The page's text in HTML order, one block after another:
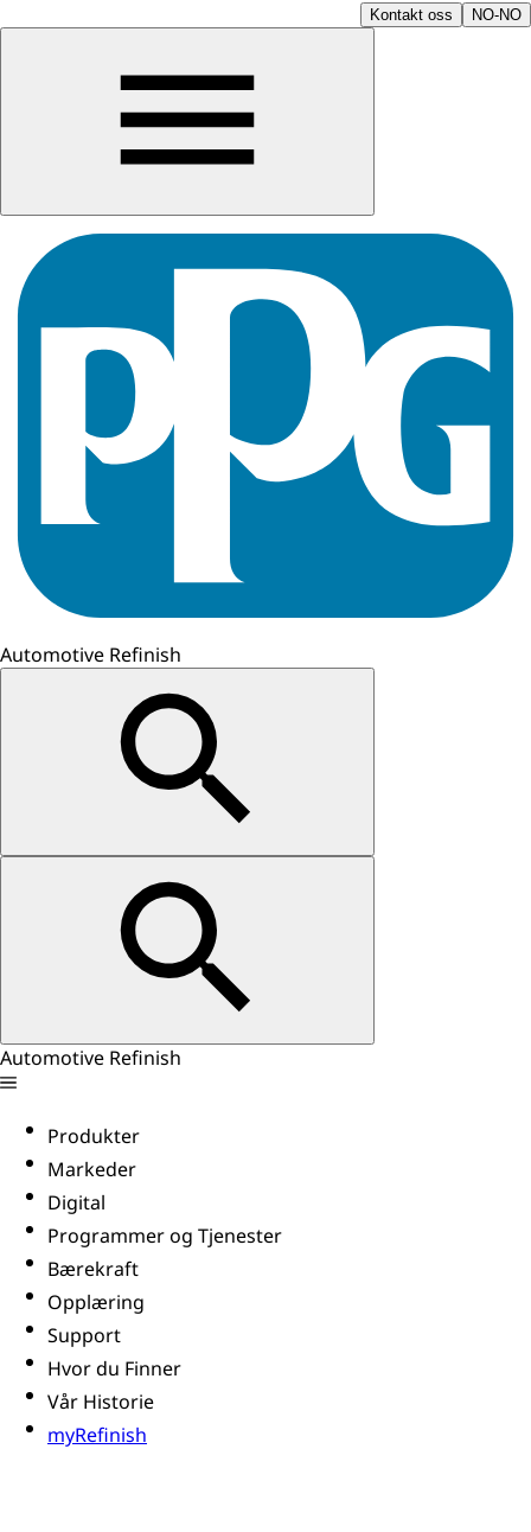
Kontakt oss NO-NO
Automotive Refinish
Automotive Refinish
Produkter
Markeder
Digital
Programmer og Tjenester
Bærekraft
Opplæring
Support
Hvor du Finner
Vår Historie
myRefinish